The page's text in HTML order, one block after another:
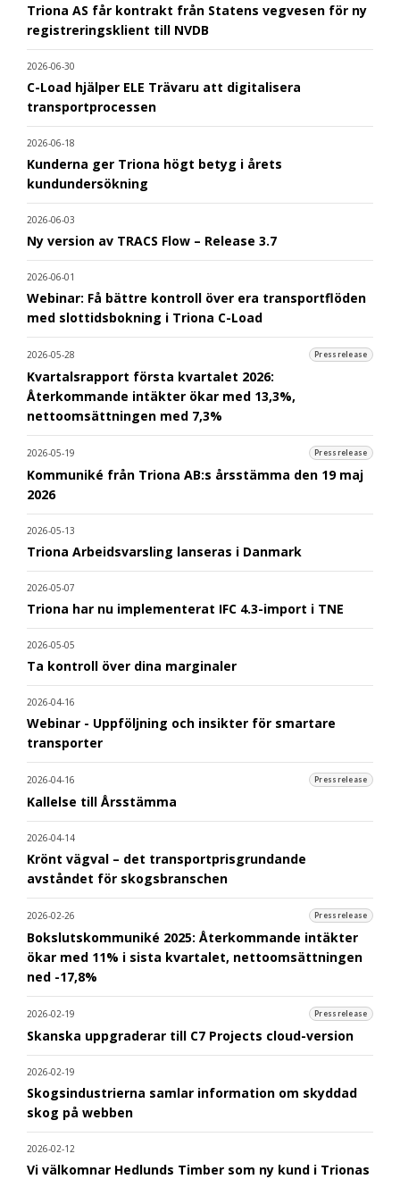
Triona AS får kontrakt från Statens vegvesen för ny
registreringsklient till NVDB
2026-06-30
C-Load hjälper ELE Trävaru att digitalisera
transportprocessen
2026-06-18
Kunderna ger Triona högt betyg i årets
kundundersökning
2026-06-03
Ny version av TRACS Flow – Release 3.7
2026-06-01
Webinar: Få bättre kontroll över era transportflöden
med slottidsbokning i Triona C-Load
2026-05-28 Pressrelease
Kvartalsrapport första kvartalet 2026:
Återkommande intäkter ökar med 13,3%,
nettoomsättningen med 7,3%
2026-05-19 Pressrelease
Kommuniké från Triona AB:s årsstämma den 19 maj
2026
2026-05-13
Triona Arbeidsvarsling lanseras i Danmark
2026-05-07
Triona har nu implementerat IFC 4.3-import i TNE
2026-05-05
Ta kontroll över dina marginaler
2026-04-16
Webinar - Uppföljning och insikter för smartare
transporter
2026-04-16 Pressrelease
Kallelse till Årsstämma
2026-04-14
Krönt vägval – det transportprisgrundande
avståndet för skogsbranschen
2026-02-26 Pressrelease
Bokslutskommuniké 2025: Återkommande intäkter
ökar med 11% i sista kvartalet, nettoomsättningen
ned -17,8%
2026-02-19 Pressrelease
Skanska uppgraderar till C7 Projects cloud-version
2026-02-19
Skogsindustrierna samlar information om skyddad
skog på webben
2026-02-12
Vi välkomnar Hedlunds Timber som ny kund i Trionas